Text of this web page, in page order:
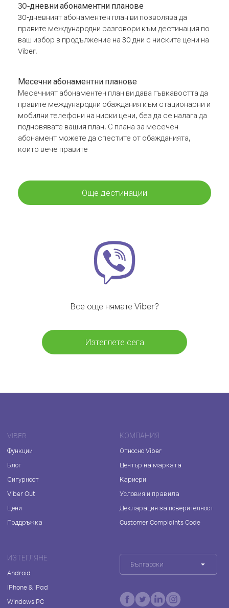
30-дневни абонаментни планове
30-дневният абонаментен план ви позволява да
правите международни разговори към дестинация по
ваш избор в продължение на 30 дни с ниските цени на
Viber.
Месечни абонаментни планове
Месечният абонаментен план ви дава гъвкавостта да
правите международни обаждания към стационарни и
мобилни телефони на ниски цени, без да се налага да
подновявате вашия план. С плана за месечен
абонамент можете да спестите от обажданията,
които вече правите
Още дестинации
Все още нямате Viber?
Изтеглете сега
VIBER
Функции
Блог
Сигурност
Viber Out
Цени
Поддръжка
КОМПАНИЯ
Относно Viber
Център на марката
Кариери
Условия и правила
Декларация за поверителност
Customer Complaints Code
ИЗТЕГЛЯНЕ
Android
iPhone & iPad
Windows PC
Български